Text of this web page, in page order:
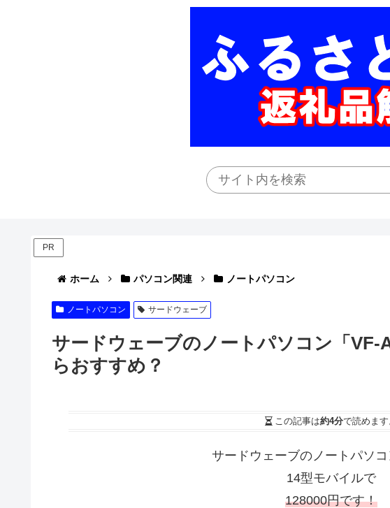
PR
ホーム パソコン関連 ノートパソコン
ノートパソコン サードウェーブ
サードウェーブのノートパソコン「
らおすすめ？
この記事は約4分で読めます
サードウェーブのノートパソ
14型モバイルで
128000円です！